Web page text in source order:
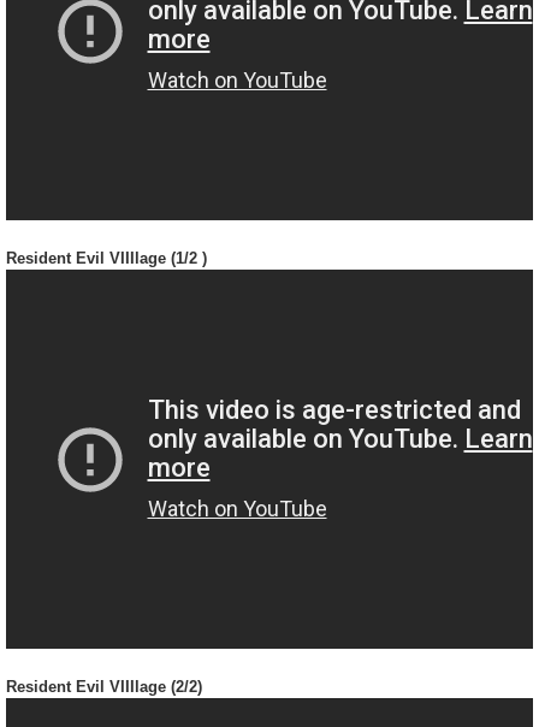
Resident Evil VIIIlage (1/2 )
Resident Evil VIIIlage (2/2)